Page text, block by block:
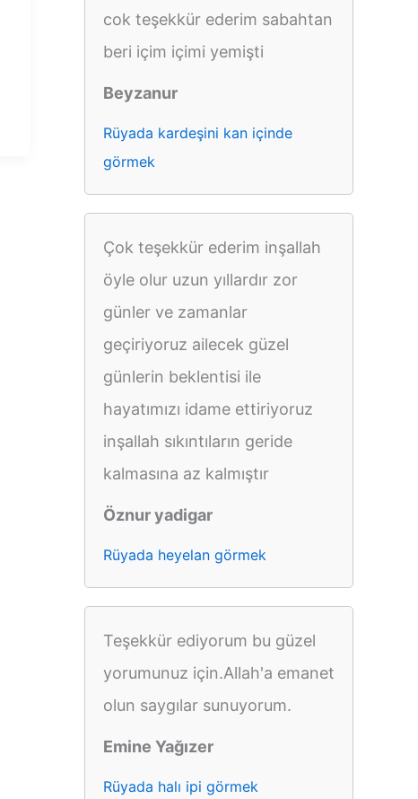
cok teşekkür ederim sabahtan
beri içim içimi yemişti
Beyzanur
Rüyada kardeşini kan içinde
görmek
Çok teşekkür ederim inşallah
öyle olur uzun yıllardır zor
günler ve zamanlar
geçiriyoruz ailecek güzel
günlerin beklentisi ile
hayatımızı idame ettiriyoruz
inşallah sıkıntıların geride
kalmasına az kalmıştır
Öznur yadigar
Rüyada heyelan görmek
Teşekkür ediyorum bu güzel
yorumunuz için.Allah'a emanet
olun saygılar sunuyorum.
Emine Yağızer
Rüyada halı ipi görmek